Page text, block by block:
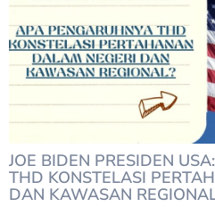
JOE BIDEN PRESIDEN
THD KONSTELASI
DAN KAWASAN